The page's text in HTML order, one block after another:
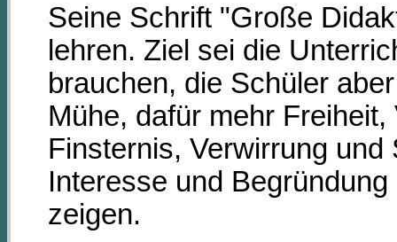
Seine Schrift "Große
lehren. Ziel sei die
brauchen, die Schüler
Mühe, dafür mehr
Finsternis, Verwirrung
Interesse und
zeigen.